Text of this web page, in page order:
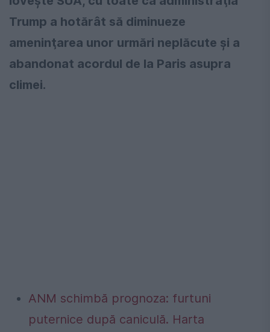
Trump a hotărât să diminueze
ameninţarea unor urmări neplăcute şi a
abandonat acordul de la Paris asupra
climei.
ANM schimbă prognoza: furtuni
puternice după caniculă. Harta